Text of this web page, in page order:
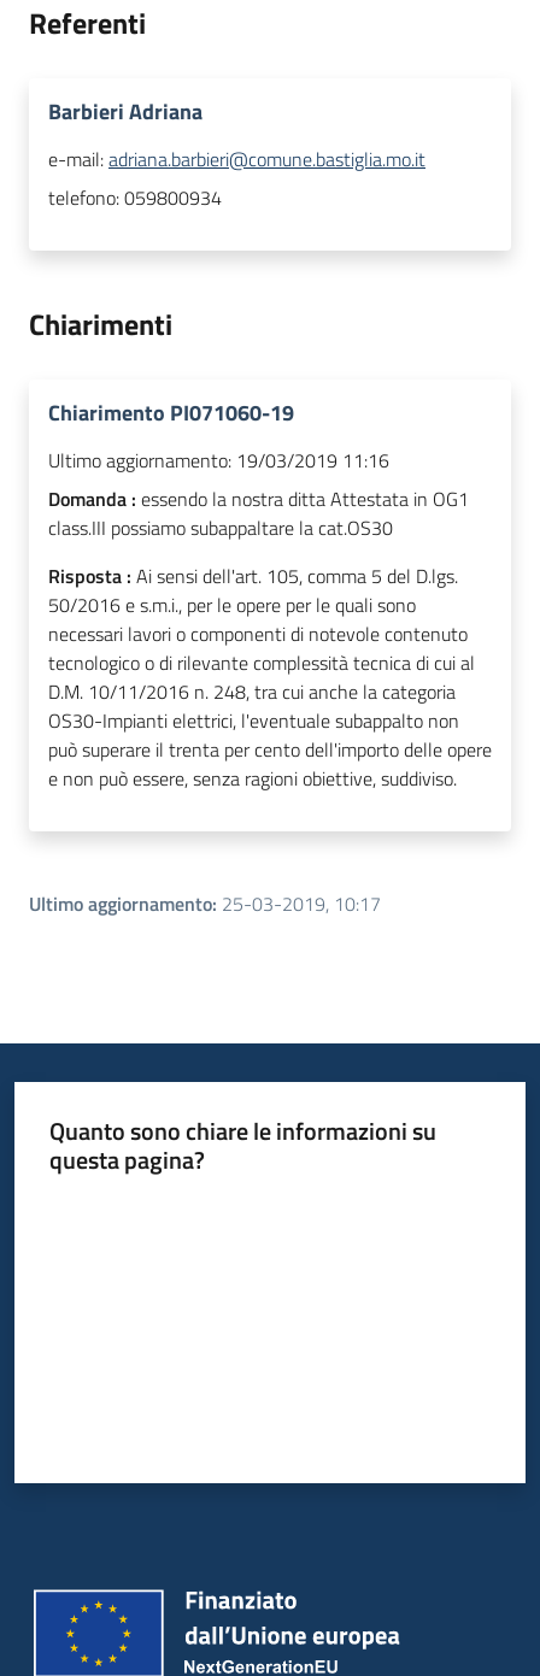
Referenti
Barbieri Adriana
e-mail:adriana.barbieri@comune.bastiglia.mo.it
telefono:059800934
Chiarimenti
Chiarimento PI071060-19
Ultimo aggiornamento: 19/03/2019 11:16
Domanda : essendo la nostra ditta Attestata in OG1
class.III possiamo subappaltare la cat.OS30
Risposta : Ai sensi dell'art. 105, comma 5 del D.lgs.
50/2016 e s.m.i., per le opere per le quali sono
necessari lavori o componenti di notevole contenuto
tecnologico o di rilevante complessità tecnica di cui al
D.M. 10/11/2016 n. 248, tra cui anche la categoria
OS30-Impianti elettrici, l'eventuale subappalto non
può superare il trenta per cento dell'importo delle opere
e non può essere, senza ragioni obiettive, suddiviso.
Ultimo aggiornamento: 25-03-2019, 10:17
Quanto sono chiare le informazioni su
questa pagina?